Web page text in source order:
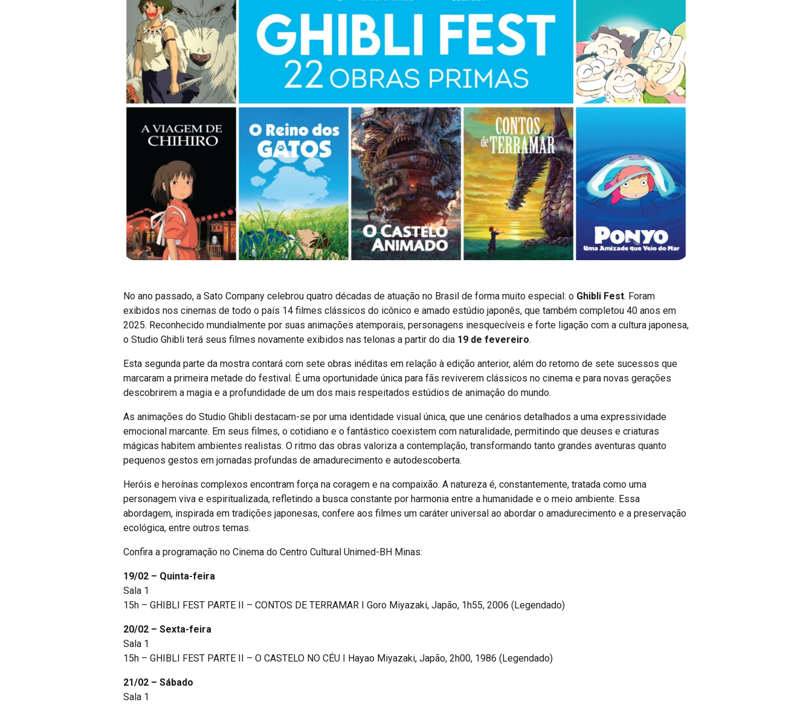
No ano passado, a Sato Company celebrou quatro décadas de atuação no Brasil de forma muito especial: o Ghibli Fest. Foram
exibidos nos cinemas de todo o país 14 filmes clássicos do icônico e amado estúdio japonês, que também completou 40 anos em
2025. Reconhecido mundialmente por suas animações atemporais, personagens inesquecíveis e forte ligação com a cultura japonesa,
o Studio Ghibli terá seus filmes novamente exibidos nas telonas a partir do dia 19 de fevereiro.
Esta segunda parte da mostra contará com sete obras inéditas em relação à edição anterior, além do retorno de sete sucessos que
marcaram a primeira metade do festival. É uma oportunidade única para fãs reviverem clássicos no cinema e para novas gerações
descobrirem a magia e a profundidade de um dos mais respeitados estúdios de animação do mundo.
As animações do Studio Ghibli destacam-se por uma identidade visual única, que une cenários detalhados a uma expressividade
emocional marcante. Em seus filmes, o cotidiano e o fantástico coexistem com naturalidade, permitindo que deuses e criaturas
mágicas habitem ambientes realistas. O ritmo das obras valoriza a contemplação, transformando tanto grandes aventuras quanto
pequenos gestos em jornadas profundas de amadurecimento e autodescoberta.
Heróis e heroínas complexos encontram força na coragem e na compaixão. A natureza é, constantemente, tratada como uma
personagem viva e espiritualizada, refletindo a busca constante por harmonia entre a humanidade e o meio ambiente. Essa
abordagem, inspirada em tradições japonesas, confere aos filmes um caráter universal ao abordar o amadurecimento e a preservação
ecológica, entre outros temas.
Confira a programação no Cinema do Centro Cultural Unimed-BH Minas:
19/02 – Quinta-feira
Sala 1
15h – GHIBLI FEST PARTE II – CONTOS DE TERRAMAR I Goro Miyazaki, Japão, 1h55, 2006 (Legendado)
20/02 – Sexta-feira
Sala 1
15h – GHIBLI FEST PARTE II – O CASTELO NO CÉU I Hayao Miyazaki, Japão, 2h00, 1986 (Legendado)
21/02 – Sábado
Sala 1